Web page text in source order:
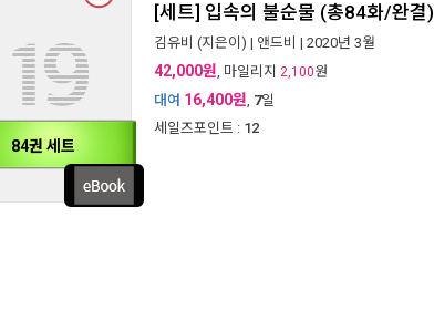
84권 세트
[세트] 입속의 불순물 (총84화/완결)
김유비 (지은이) | 앤드비 | 2020년 3월
42,000원, 마일리지 2,100원
대여 16,400원, 7일
세일즈포인트 : 12